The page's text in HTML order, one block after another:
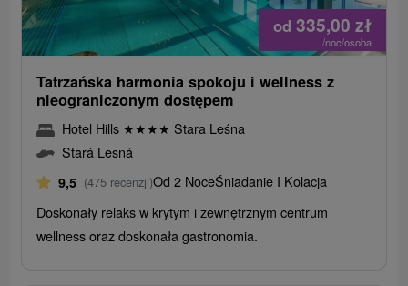
od 335,00 zł
/noc/osoba
Tatrzańska harmonia spokoju i wellness z
nieograniczonym dostępem
Hotel Hills ★★★★ Stara Leśna
Stará Lesná
9,5 (475 recenzji)Od 2 NoceŚniadanie I Kolacja
Doskonały relaks w krytym i zewnętrznym centrum
wellness oraz doskonała gastronomia.